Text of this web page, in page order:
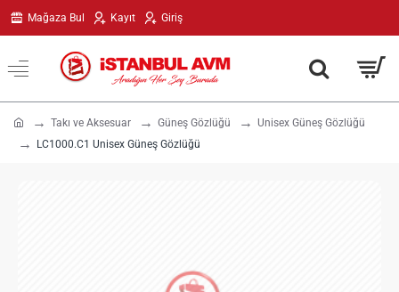
Mağaza Bul Kayıt Giriş
Takı ve Aksesuar Güneş Gözlüğü
Unisex Güneş Gözlüğü
LC1000.C1 Unisex Güneş Gözlüğü